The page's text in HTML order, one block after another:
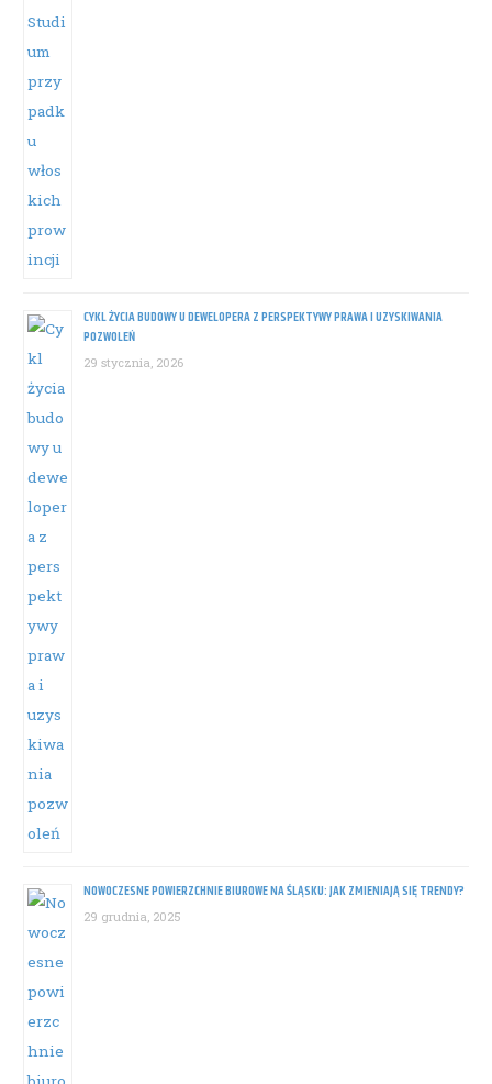
CYKL ŻYCIA BUDOWY U DEWELOPERA Z PERSPEKTYWY PRAWA I UZYSKIWANIA
POZWOLEŃ
29 stycznia, 2026
NOWOCZESNE POWIERZCHNIE BIUROWE NA ŚLĄSKU: JAK ZMIENIAJĄ SIĘ TRENDY?
29 grudnia, 2025